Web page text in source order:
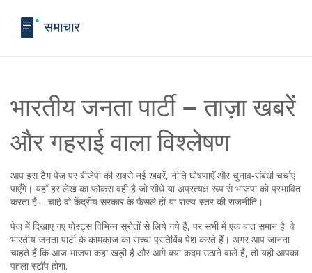
भारतीय जनता पार्टी – ताज़ा खबरें
और गहराई वाला विश्लेषण
आप इस टैग पेज पर बीजेपी की सबसे नई ख़बरें, नीति घोषणाएँ और चुनाव‑संबंधी चर्चाएं
पाएँगे। यहाँ हर लेख का फोकस वही है जो सीधे या अप्रत्यक्ष रूप से भाजपा को प्रभावित
करता है – चाहे वो केंद्रीय सरकार के फैसले हों या राज्य‑स्तर की राजनीति।
पेज में दिखाए गए पोस्ट्स विभिन्न स्रोतों से लिये गये हैं, पर सभी में एक बात समान है: वे
भारतीय जनता पार्टी के कामकाज का सच्चा प्रतिबिंब पेश करते हैं। अगर आप जानना
चाहते हैं कि आज भाजपा कहां खड़ी है और आगे क्या कदम उठाने वाले हैं, तो यही आपका
पहला स्टॉप होगा.